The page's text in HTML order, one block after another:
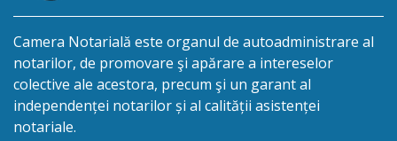
Camera Notarială este organul de autoadministrare al
notarilor, de promovare şi apărare a intereselor
colective ale acestora, precum şi un garant al
independenței notarilor și al calității asistenței
notariale.